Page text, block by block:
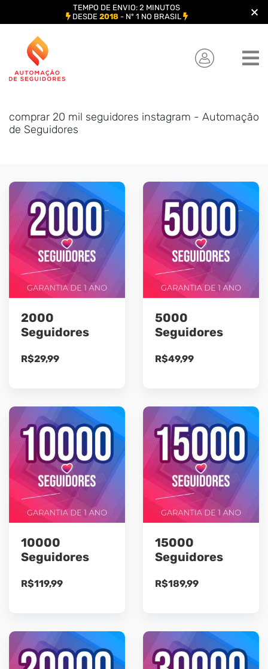
content
comprar 20 mil seguidores instagram - Automação
de Seguidores
2000
Seguidores
R$29,99
5000
Seguidores
R$49,99
10000
Seguidores
R$119,99
15000
Seguidores
R$189,99
TEMPO DE ENVIO: 2 MINUTOS
DESDE 2018- Nº 1 NO BRASIL